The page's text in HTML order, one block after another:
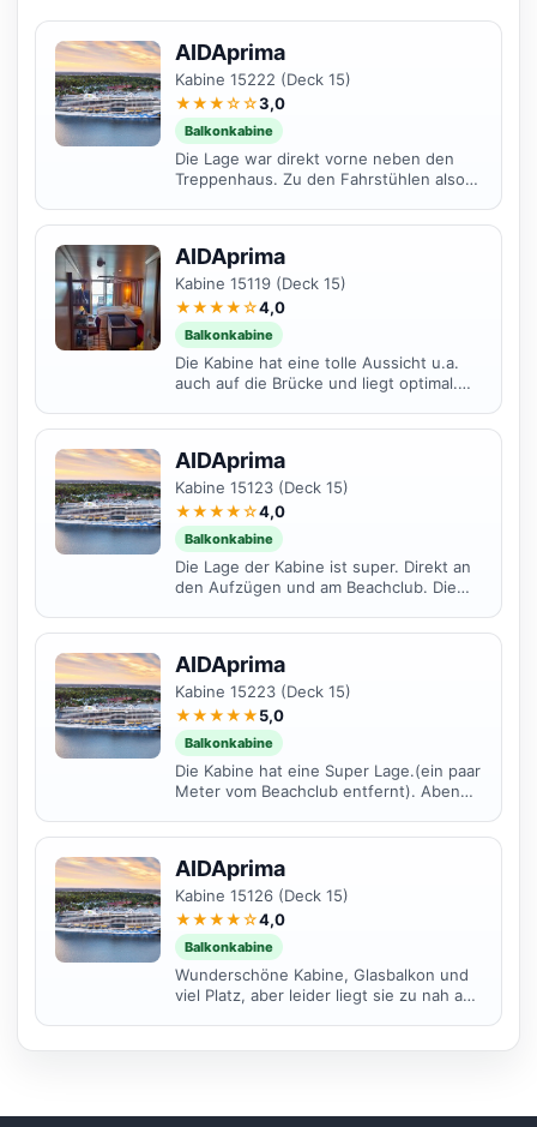
AIDAprima
Kabine 15222 (Deck 15)
★★★☆☆3,0
Balkonkabine
Die Lage war direkt vorne neben den
Treppenhaus. Zu den Fahrstühlen also
AIDAprima
Kabine 15119 (Deck 15)
★★★★☆4,0
Balkonkabine
Die Kabine hat eine tolle Aussicht u.a.
auch auf die Brücke und liegt optimal.
AIDAprima
Kabine 15123 (Deck 15)
★★★★☆4,0
Balkonkabine
Die Lage der Kabine ist super. Direkt an
den Aufzügen und am Beachclub. Die
AIDAprima
Kabine 15223 (Deck 15)
★★★★★5,0
Balkonkabine
Die Kabine hat eine Super Lage.(ein paar
Meter vom Beachclub entfernt). Abends
AIDAprima
Kabine 15126 (Deck 15)
★★★★☆4,0
Balkonkabine
Wunderschöne Kabine, Glasbalkon und
viel Platz, aber leider liegt sie zu nah am